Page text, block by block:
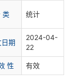
类 统计
期
2024-04-
22
性 有效